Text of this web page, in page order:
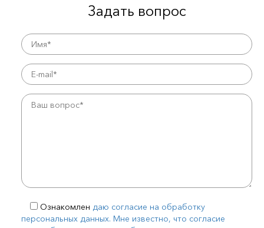
Задать вопрос
Ознакомлен даю согласие на обработку
персональных данных. Мне известно, что согласие